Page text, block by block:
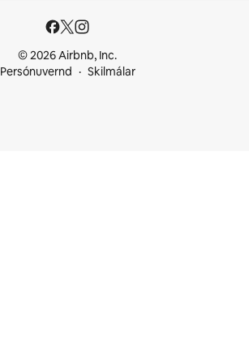
© 2026 Airbnb, Inc.
Persónuvernd
Skilmálar